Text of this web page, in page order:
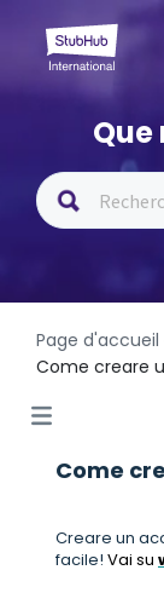
Page
Come creare
Come
Creare un
facile! Vai su